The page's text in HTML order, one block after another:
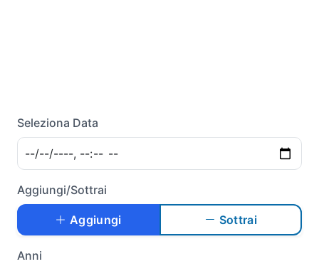
Seleziona Data
Aggiungi/Sottrai
Aggiungi Sottrai
Anni